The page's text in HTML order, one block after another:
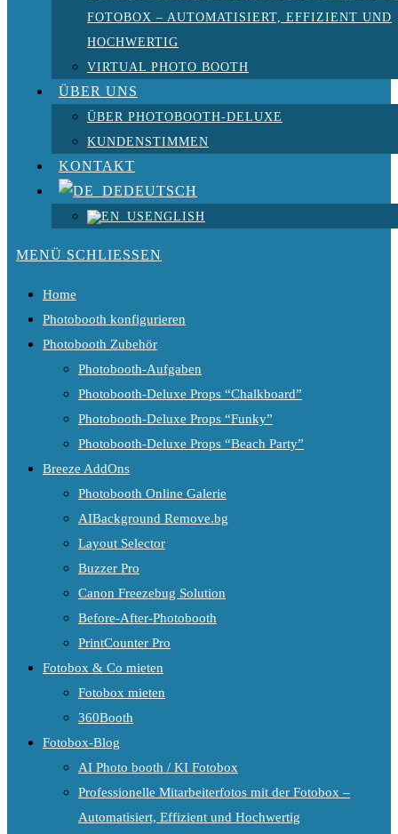
FOTOBOX – AUTOMATISIERT, EFFIZIENT UND
HOCHWERTIG
VIRTUAL PHOTO BOOTH
ÜBER UNS
ÜBER PHOTOBOOTH-DELUXE
KUNDENSTIMMEN
KONTAKT
DEUTSCH
ENGLISH
MENÜ SCHLIESSEN
Home
Photobooth konfigurieren
Photobooth Zubehör
Photobooth-Aufgaben
Photobooth-Deluxe Props “Chalkboard”
Photobooth-Deluxe Props “Funky”
Photobooth-Deluxe Props “Beach Party”
Breeze AddOns
Photobooth Online Galerie
AIBackground Remove.bg
Layout Selector
Buzzer Pro
Canon Freezebug Solution
Before-After-Photobooth
PrintCounter Pro
Fotobox & Co mieten
Fotobox mieten
360Booth
Fotobox-Blog
AI Photo booth / KI Fotobox
Professionelle Mitarbeiterfotos mit der Fotobox –
Automatisiert, Effizient und Hochwertig